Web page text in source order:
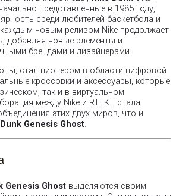
представленные в 1985 году,
среди любителей баскетбола и
новым релизом Nike продолжает
добавляя новые элементы и
брендами и дизайнерами.
стал пионером в области цифровой
кроссовки и аксессуары, которые
так и в виртуальном
между Nike и RTFKT стала
этих двух миров, что и
Dunk Genesis Ghost.
Genesis Ghost выделяются своим